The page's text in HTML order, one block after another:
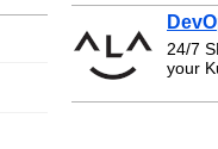
24/7
your